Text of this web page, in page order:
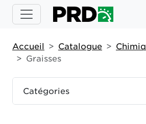
Catégories
Accueil Catalogue
Graisses